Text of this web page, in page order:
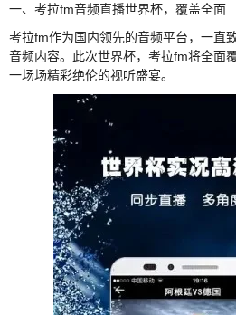
一、考拉fm音频直播世界杯，覆盖全面
考拉fm作为国内领先的音频平台，一直
音频内容。此次世界杯，考拉fm将全面
一场场精彩绝伦的视听盛宴。